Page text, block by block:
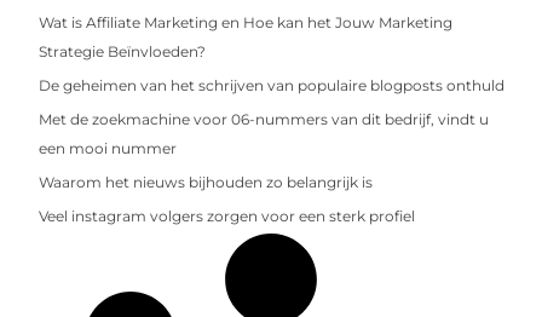
Wat is Affiliate Marketing en Hoe kan het Jouw Marketing
Strategie Beïnvloeden?
De geheimen van het schrijven van populaire blogposts onthuld
Met de zoekmachine voor 06-nummers van dit bedrijf, vindt u
een mooi nummer
Waarom het nieuws bijhouden zo belangrijk is
Veel instagram volgers zorgen voor een sterk profiel